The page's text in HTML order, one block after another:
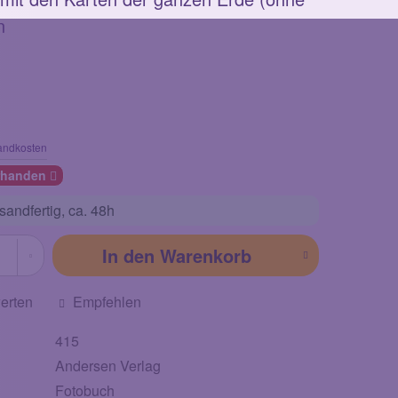
ca. 48h
In den Warenkorb
Empfehlen
415
Andersen Verlag
Fotobuch